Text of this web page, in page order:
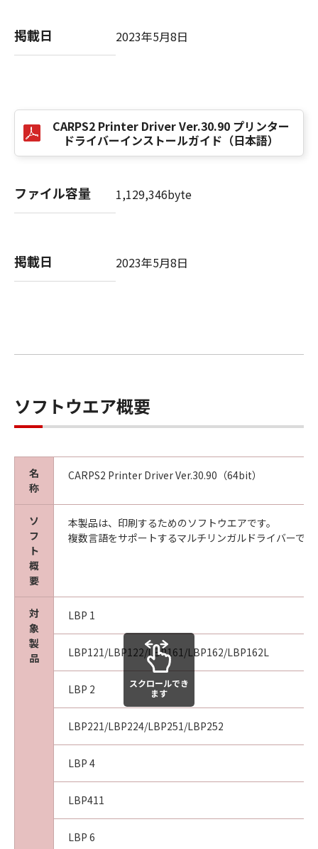
定は、本契約書の終了後も効力を有します。
“米国政府エンドユーザー”とは、米国政府の機
関また団体を意味します。もしお客様が米国政
府エンドユーザーである場合、以下の規定が適
用されます：The SOFTWARE is a "commercial
2.101 (Oct 1995), consisting of "commercial
computer software" and "commercial
Consistent with 48 C.F.R. 12.212 and 48 C.F.R.
227.7202-1 through 227.7202-4 (June 1995),
本契約書中で定義される「本ソフトウェア」を
意味し、指し示すものとします。
本契約書のいずれかの条項またはその一部が法
律により無効であると決定された場合でも、そ
の他の条項は完全に有効に存続するものとしま
す。
以 上
キヤノン株式会社
No. I010G020473
掲載日 2023年5月8日
CARPS2 Printer Driver Ver.30.90 プリンター
ドライバーインストールガイド（日本語）
ファイル容量 1,129,346byte
掲載日 2023年5月8日
ソフトウエア概要
名
称
CARPS2 Printer Driver Ver.30.90（64bit）
ソ
フ
ト
概
要
本製品は、印刷するためのソフトウエアです。
複数言語をサポートするマルチリンガルドライバーです
対
象
製
品
LBP 1
LBP121/LBP122/LBP161/LBP162/LBP162L
LBP 2
LBP221/LBP224/LBP251/LBP252
LBP 4
LBP411
LBP 6
スクロールでき
ます